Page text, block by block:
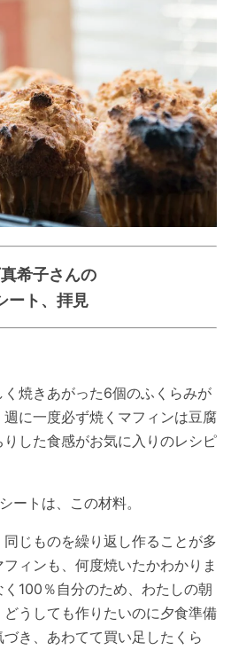
希子さんの
ート、拝見
焼きあがった6個のふくらみが
に一度必ず焼くマフィンは豆腐
した食感がお気に入りのレシピ
ートは、この材料。
同じものを繰り返し作ることが多
ィンも、何度焼いたかわかりま
100％自分のため、わたしの朝
うしても作りたいのに夕食準備
き、あわてて買い足したくら